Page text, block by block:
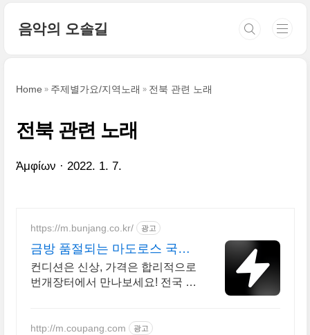
음악의 오솔길
Home 주제별가요/지역노래 전북 관련 노래
전북 관련 노래
Ἀμφίων 2022. 1. 7.
https://m.bunjang.co.kr/ 광고
금방 품절되는 마도로스 국내
최대 브랜드 중고거래
컨디션은 신상, 가격은 합리적으로
번개장터에서 만나보세요! 전국 각
로드
http://m.coupang.com 광고